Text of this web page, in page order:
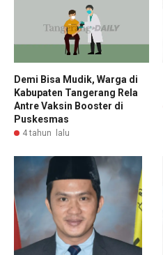
Demi Bisa Mudik, Warga di
Kabupaten Tangerang Rela
Antre Vaksin Booster di
Puskesmas
4 tahun lalu